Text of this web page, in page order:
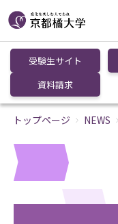
受験生サイト
資料請求
トップページ NEWS